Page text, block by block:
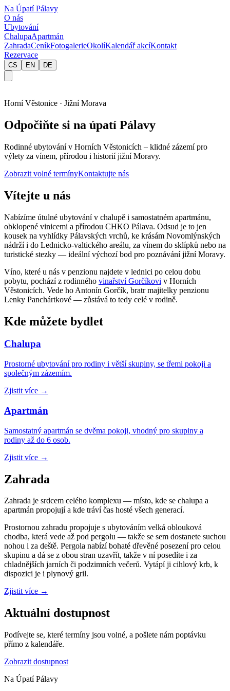
Na Úpatí Pálavy
O nás
Ubytování
ChalupaApartmán
ZahradaCeníkFotogalerieOkolíKalendář akcíKontakt
Rezervace
CS EN DE
Horní Věstonice · Jižní Morava
Odpočiňte si na úpatí Pálavy
Rodinné ubytování v Horních Věstonicích – klidné zázemí pro
výlety za vínem, přírodou i historií jižní Moravy.
Zobrazit volné termínyKontaktujte nás
Vítejte u nás
Nabízíme útulné ubytování v chalupě i samostatném apartmánu,
obklopené vinicemi a přírodou CHKO Pálava. Odsud je to jen
kousek na vyhlídky Pálavských vrchů, ke krásám Novomlýnských
nádrží i do Lednicko-valtického areálu, za vínem do sklípků nebo na
turistické stezky — ideální výchozí bod pro poznávání jižní Moravy.
Víno, které u nás v penzionu najdete v lednici po celou dobu
pobytu, pochází z rodinného vinařství Gorčíkovi v Horních
Věstonicích. Vede ho Antonín Gorčík, bratr majitelky penzionu
Lenky Panchártkové — zůstává to tedy celé v rodině.
Kde můžete bydlet
Chalupa
Prostorné ubytování pro rodiny i větší skupiny, se třemi pokoji a
společným zázemím.
Zjistit více →
Apartmán
Samostatný apartmán se dvěma pokoji, vhodný pro skupiny a
rodiny až do 6 osob.
Zjistit více →
Zahrada
Zahrada je srdcem celého komplexu — místo, kde se chalupa a
apartmán propojují a kde tráví čas hosté všech generací.
Prostornou zahradu propojuje s ubytováním velká oblouková
chodba, která vede až pod pergolu — takže se sem dostanete suchou
nohou i za deště. Pergola nabízí bohaté dřevěné posezení pro celou
skupinu a dá se z obou stran uzavřít, takže v ní posedíte i za
chladnějších jarních či podzimních večerů. Vytápí ji cihlový krb, k
dispozici je i plynový gril.
Zjistit více →
Aktuální dostupnost
Podívejte se, které termíny jsou volné, a pošlete nám poptávku
přímo z kalendáře.
Zobrazit dostupnost
Na Úpatí Pálavy